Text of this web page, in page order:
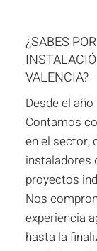
¿SABES
VALENCIA?
Desde el año
Contamos
en el sector,
instaladores
proyectos
Nos
experiencia
hasta la